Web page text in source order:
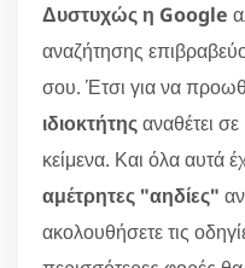
Δυστυχώς η Google
αναζήτησης
σου. Έτσι για να
ιδιοκτήτηςαναθέτει
κείμενα. Και όλα αυτά
αμέτρητες "αηδίες"
ακολουθήσετε τις